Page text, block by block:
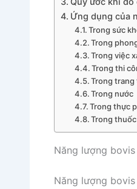
Ứng dụng của
Trong sức
Trong
Trong việc
Trong thi
Trong
Trong nước
Trong thực
Trong thuốc
Năng lượng
Năng lượng